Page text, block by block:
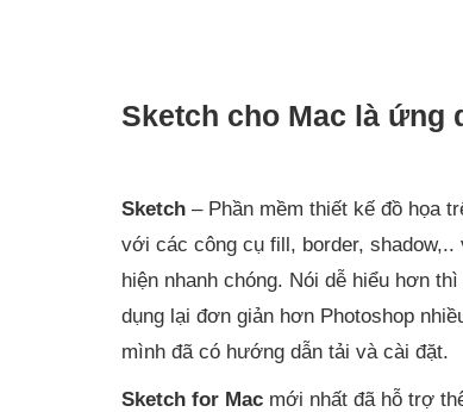
Sketch cho Mac là ứng
Sketch – Phần mềm thiết kế đồ họa
với các công cụ fill, border,
hiện nhanh chóng. Nói dễ hiểu hơn
dụng lại đơn giản hơn Photoshop
mình đã có hướng dẫn tải và cài đặt.
Sketch for Mac mới nhất đã hỗ trợ